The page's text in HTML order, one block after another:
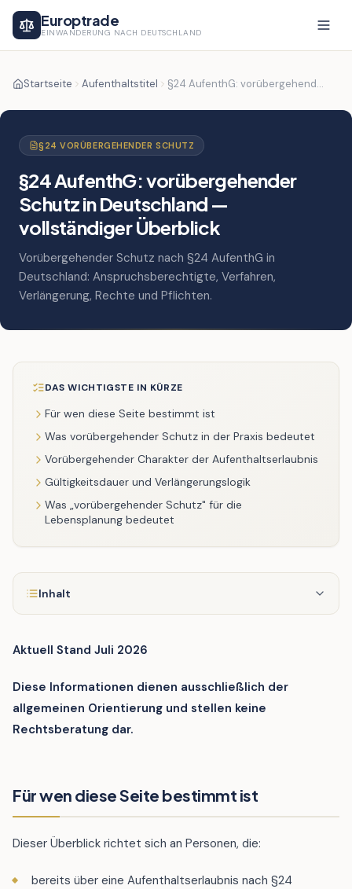
Europtrade
EINWANDERUNG NACH DEUTSCHLAND
Startseite Aufenthaltstitel §24 AufenthG: vorübergehender Schutz in Deutschland — vollständiger Überblick
§24 VORÜBERGEHENDER SCHUTZ
§24 AufenthG: vorübergehender
Schutz in Deutschland —
vollständiger Überblick
Vorübergehender Schutz nach §24 AufenthG in
Deutschland: Anspruchsberechtigte, Verfahren,
Verlängerung, Rechte und Pflichten.
DAS WICHTIGSTE IN KÜRZE
Für wen diese Seite bestimmt ist
Was vorübergehender Schutz in der Praxis bedeutet
Vorübergehender Charakter der Aufenthaltserlaubnis
Gültigkeitsdauer und Verlängerungslogik
Was „vorübergehender Schutz" für die
Lebensplanung bedeutet
Inhalt
Aktuell Stand Juli 2026
Diese Informationen dienen ausschließlich der
allgemeinen Orientierung und stellen keine
Rechtsberatung dar.
Für wen diese Seite bestimmt ist
Dieser Überblick richtet sich an Personen, die:
bereits über eine Aufenthaltserlaubnis nach §24